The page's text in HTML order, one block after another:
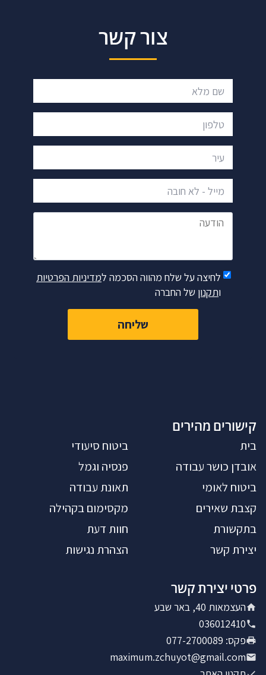
צור קשר
שם מלא
טלפון
עיר
מייל - לא חובה
הודעה
לחיצה על שלח מהווה הסכמה למדיניות הפרטיות
ותקנון של החברה
שליחה
קישורים מהירים
בית
ביטוח סיעודי
אובדן כושר עבודה
פנסיה וגמל
ביטוח לאומי
תאונת עבודה
קצבת שאירים
מקסימום בקהילה
בתקשורת
חוות דעת
יצירת קשר
הצהרת נגישות
פרטי יצירת קשר
העצמאות 40, באר שבע
036012410
פקס:
077-2700089
maximum.zchuyot@gmail.com